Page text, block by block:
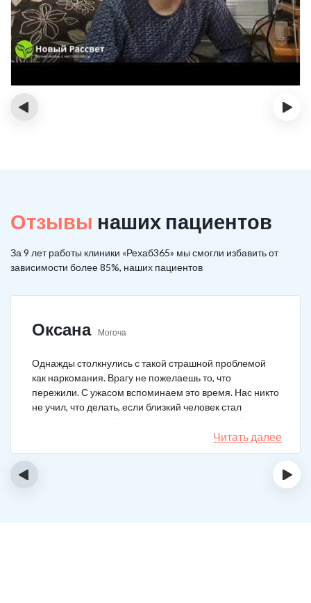
‹ ›
Отзывы наших пациентов
За 9 лет работы клиники «Рехаб365» мы смогли избавить от
зависимости более 85%, наших пациентов
Оксана Могоча
Однажды столкнулись с такой страшной проблемой
как наркомания. Врагу не пожелаешь то, что
пережили. С ужасом вспоминаем это время. Нас никто
не учил, что делать, если близкий человек стал
наркозависимым. Честно говоря, надежды не было,
думали, что все лечение бесполезно, но решили
попробовать и отправить родственника в клинику на
Читать далее
‹ ›